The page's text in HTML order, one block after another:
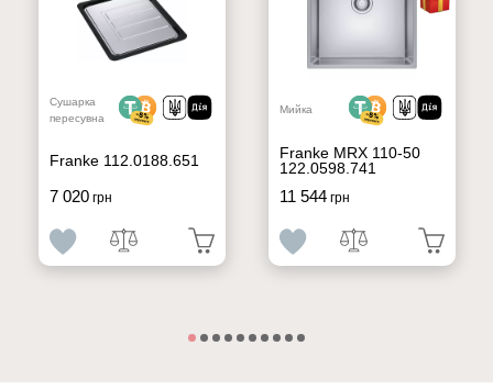
Сушарка
пересувна
Franke 112.0188.651
7 020грн
Мийка
Franke MRX 110-50
122.0598.741
11 544грн